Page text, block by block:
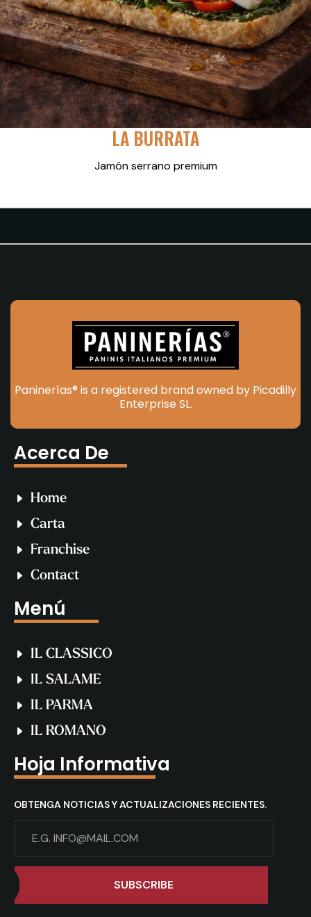
LA BURRATA
Jamón serrano premium
Paninerías® is a registered brand owned by Picadilly
Enterprise SL.
Acerca De
Home
Carta
Franchise
Contact
Menú
IL CLASSICO
IL SALAME
IL PARMA
IL ROMANO
Hoja Informativa
OBTENGA NOTICIAS Y ACTUALIZACIONES RECIENTES.
SUBSCRIBE